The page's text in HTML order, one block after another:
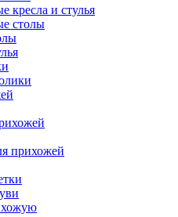
кресла и стулья
столы
прихожей